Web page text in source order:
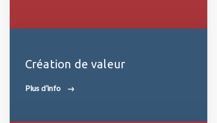
Création de valeur
Plus d’info